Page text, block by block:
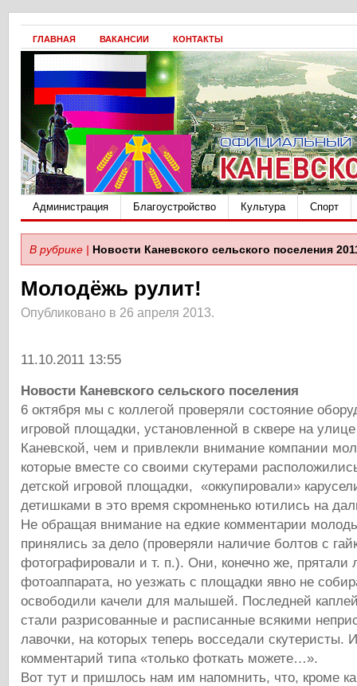
ГЛАВНАЯ ВАКАНСИИ КОНТАКТЫ
Администрация Благоустройство Культура Спорт
В рубрике | Новости Каневского сельского поселения
Молодёжь рулит!
Опубликовано в 26 апреля 2013.
11.10.2011 13:55
Новости Каневского сельского поселения
6 октября мы с коллегой проверяли состояние
игровой площадки, установленной в сквере на
Каневской, чем и привлекли внимание компании
которые вместе со своими скутерами
детской игровой площадки, «оккупировали»
детишками в это время скромненько ютились на
Не обращая внимание на едкие комментарии
принялись за дело (проверяли наличие болтов с
фотографировали и т. п.). Они, конечно же, прятали
фотоаппарата, но уезжать с площадки явно не
освободили качели для малышей. Последней
стали разрисованные и расписанные всякими
лавочки, на которых теперь восседали скутеристы.
комментарий типа «только фоткать можете…».
Вот тут и пришлось нам им напомнить, что, кроме